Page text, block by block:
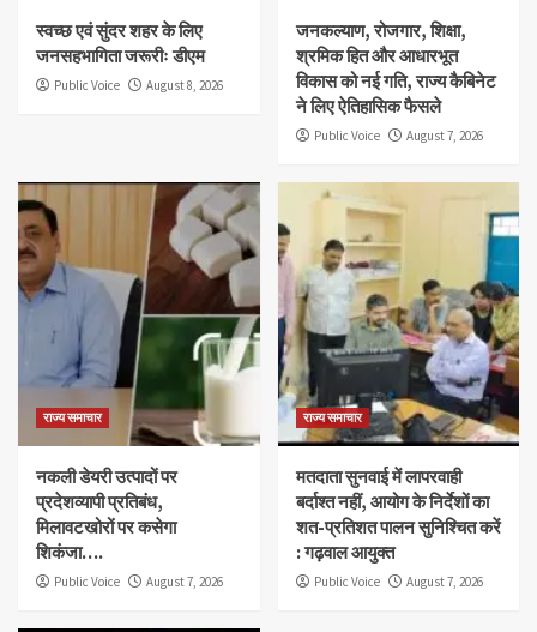
स्वच्छ एवं सुंदर शहर के लिए
जनसहभागिता जरूरीः डीएम
Public Voice August 8, 2026
जनकल्याण, रोजगार, शिक्षा,
श्रमिक हित और आधारभूत
विकास को नई गति, राज्य कैबिनेट
ने लिए ऐतिहासिक फैसले
Public Voice August 7, 2026
राज्य समाचार
नकली डेयरी उत्पादों पर
प्रदेशव्यापी प्रतिबंध,
मिलावटखोरों पर कसेगा
शिकंजा….
Public Voice August 7, 2026
राज्य समाचार
मतदाता सुनवाई में लापरवाही
बर्दाश्त नहीं, आयोग के निर्देशों का
शत-प्रतिशत पालन सुनिश्चित करें
: गढ़वाल आयुक्त
Public Voice August 7, 2026